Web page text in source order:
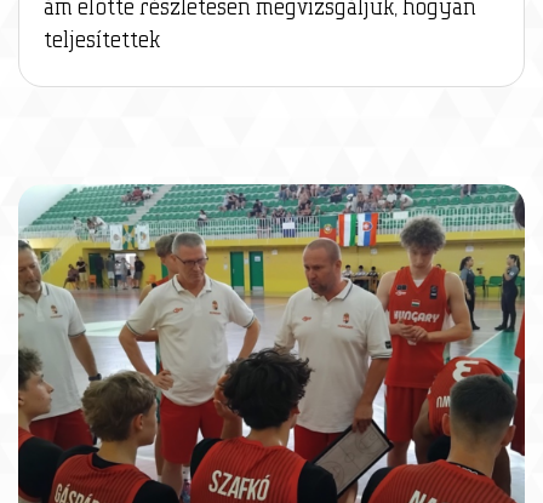
ám előtte részletesen megvizsgáljuk, hogyan
teljesítettek